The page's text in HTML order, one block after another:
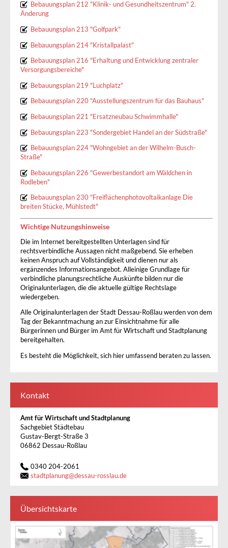
Bebauungsplan 212 "Klinik- und Gesundheitszentrum" 2.
Änderung
Bebauungsplan 213 "Golfpark"
Bebauungsplan 214 "Kristallpalast"
Bebauungsplan 216 "Erhaltung und Entwicklung zentraler
Versorgungsbereiche"
Bebauungsplan 219 "Luchplatz"
Bebauungsplan 220 "Ausstellungszentrum für das Bauhaus"
Bebauungsplan 221 "Ersatzneubau Schwimmhalle"
Bebauungsplan 223 "Sondergebiet Handel an der Südstraße"
Bebauungsplan 224 "Wohngebiet an der Wilhelm-Busch-
Straße"
Bebauungsplan 226 "Gewerbestandort am Wäldchen in
Rodleben"
Bebauungsplan 230 "Freiflächenphotovoltaikanlage Die
breiten Stücke, Mühlstedt"
Wichtige Nutzungshinweise
Die im Internet bereitgestellten Unterlagen sind für
rechtsverbindliche Aussagen nicht maßgebend. Sie erheben
keinen Anspruch auf Vollständigkeit und dienen nur als
ergänzendes Informationsangebot. Alleinige Grundlage für
verbindliche planungsrechtliche Auskünfte bilden nur die
Originalunterlagen, die die aktuelle gültige Rechtslage
wiedergeben.
Alle Originalunterlagen der Stadt Dessau-Roßlau werden von dem
Tag der Bekanntmachung an zur Einsichtnahme für alle
Bürgerinnen und Bürger im Amt für Wirtschaft und Stadtplanung
bereitgehalten.
Es besteht die Möglichkeit, sich hier umfassend beraten zu lassen.
Kontakt
Amt für Wirtschaft und Stadtplanung
Sachgebiet Städtebau
Gustav-Bergt-Straße 3
06862 Dessau-Roßlau
0340 204-2061
stadtplanung@dessau-rosslau.de
Übersichtskarte